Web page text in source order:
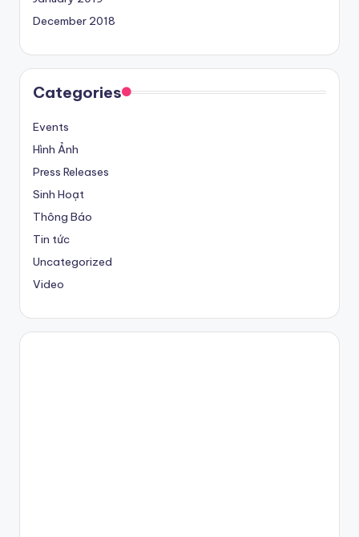
December 2018
Categories
Events
Hình Ảnh
Press Releases
Sinh Hoạt
Thông Báo
Tin tức
Uncategorized
Video